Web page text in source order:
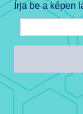
Írja be a képen